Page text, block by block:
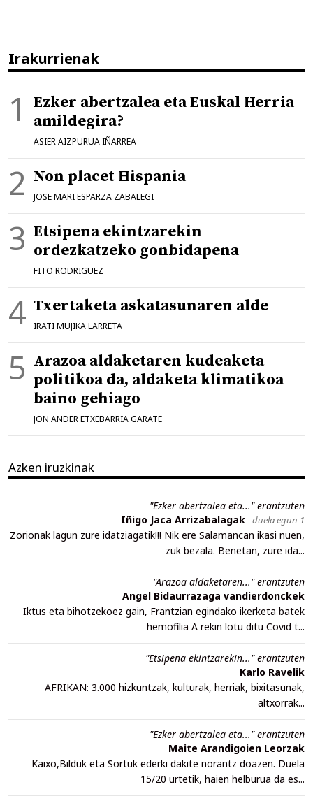
Irakurrienak
Ezker abertzalea eta Euskal Herria
amildegira?
ASIER AIZPURUA IÑARREA
Non placet Hispania
JOSE MARI ESPARZA ZABALEGI
Etsipena ekintzarekin
ordezkatzeko gonbidapena
FITO RODRIGUEZ
Txertaketa askatasunaren alde
IRATI MUJIKA LARRETA
Arazoa aldaketaren kudeaketa
politikoa da, aldaketa klimatikoa
baino gehiago
JON ANDER ETXEBARRIA GARATE
Azken iruzkinak
"Ezker abertzalea eta..." erantzuten
Iñigo Jaca Arrizabalagak duela egun 1
Zorionak lagun zure idatziagatik!!! Nik ere Salamancan ikasi nuen,
zuk bezala. Benetan, zure ida...
"Arazoa aldaketaren..." erantzuten
Angel Bidaurrazaga vandierdonckek
Iktus eta bihotzekoez gain, Frantzian egindako ikerketa batek
hemofilia A rekin lotu ditu Covid t...
"Etsipena ekintzarekin..." erantzuten
Karlo Ravelik
AFRIKAN: 3.000 hizkuntzak, kulturak, herriak, bixitasunak,
altxorrak...
"Ezker abertzalea eta..." erantzuten
Maite Arandigoien Leorzak
Kaixo,Bilduk eta Sortuk ederki dakite norantz doazen. Duela
15/20 urtetik, haien helburua da es...